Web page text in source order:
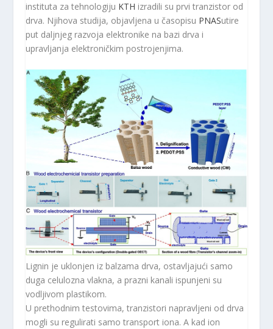
instituta za tehnologiju KTH izradili su prvi tranzistor od
drva. Njihova studija, objavljena u časopisu PNASutire
put daljnjeg razvoja elektronike na bazi drva i
upravljanja elektroničkim postrojenjima.
Lignin je uklonjen iz balzama drva, ostavljajući samo
duga celulozna vlakna, a prazni kanali ispunjeni su
vodljivom plastikom.
U prethodnim testovima, tranzistori napravljeni od drva
mogli su regulirati samo transport iona. A kad ion